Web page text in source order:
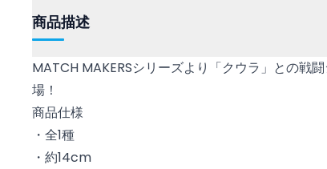
商品描述
MATCH MAKERSシリーズより「クウラ」との戦
場！
商品仕様
・全1種
・約14cm